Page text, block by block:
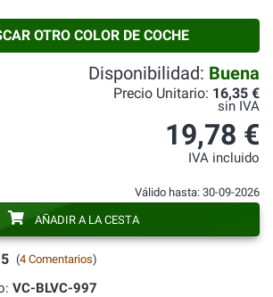
OTRO COLOR DE COCHE
(4 Comentarios)
VC-BLVC-997
Disponibilidad: Buena
Precio Unitario: 16,35 €
sin IVA
19,78 €
IVA incluido
Válido hasta: 30-09-2026
AÑADIR A LA CESTA